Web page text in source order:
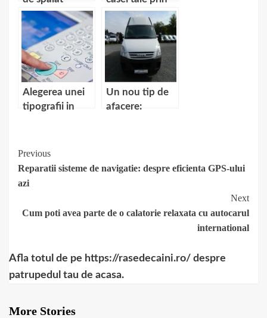
Bucuresti –
cand, unde,
cat?
instalarea unei
copertine
retractabile
Alegerea unei
tipografii in
Un nou tip de
afacere:
Continue
Reading
Previous
Reparatii sisteme de navigatie: despre eficienta GPS-ului
azi
Next
Cum poti avea parte de o calatorie relaxata cu autocarul
international
Afla totul de pe https://rasedecaini.ro/ despre
patrupedul tau de acasa.
More Stories